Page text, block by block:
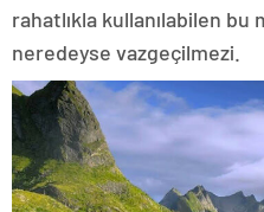
rahatlıkla kullanılabilen bu
neredeyse vazgeçilmezi.